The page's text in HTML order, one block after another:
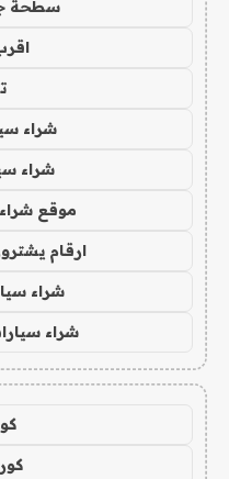
سطحة
شراء
شراء
موقع
ارقام
شراء
شراء